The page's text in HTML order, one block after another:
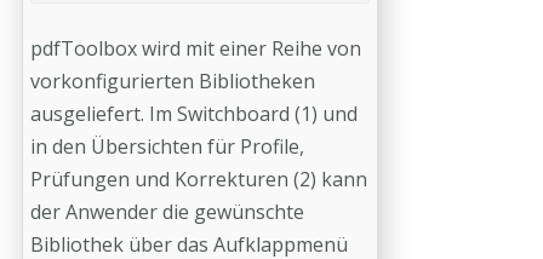
pdfToolbox wird mit einer Reihe von
vorkonfigurierten Bibliotheken
ausgeliefert. Im Switchboard (1) und
in den Übersichten für Profile,
Prüfungen und Korrekturen (2) kann
der Anwender die gewünschte
Bibliothek über das Aufklappmenü